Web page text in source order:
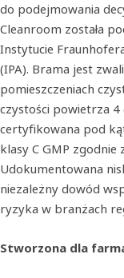
do podejmowania
Cleanroom została
Instytucie
(IPA). Brama jest
pomieszczeniach
czystości powietrza
certyfikowana pod
klasy C GMP zgodnie
Udokumentowana
niezależny dowód
ryzyka w branżach
Stworzona dla